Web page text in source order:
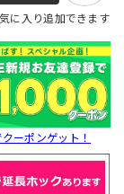
に入り追加できます
ーポンゲット！